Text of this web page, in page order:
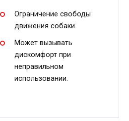
Ограничение свободы
движения собаки.
Может вызывать
дискомфорт при
неправильном
использовании.